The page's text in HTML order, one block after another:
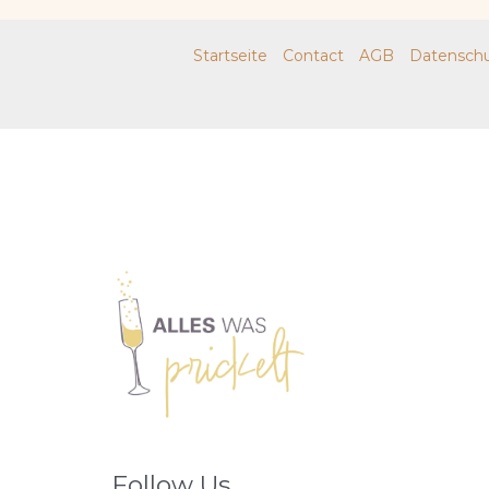
Startseite Contact AGB